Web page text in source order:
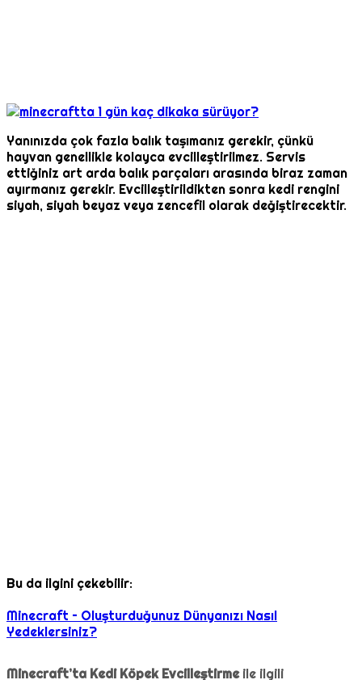
Yanınızda çok fazla balık taşımanız gerekir, çünkü
hayvan genellikle kolayca evcilleştirilmez. Servis
ettiğiniz art arda balık parçaları arasında biraz zaman
ayırmanız gerekir. Evcilleştirildikten sonra kedi rengini
siyah, siyah beyaz veya zencefil olarak değiştirecektir.
Bu da ilgini çekebilir:
Minecraft – Oluşturduğunuz Dünyanızı Nasıl
Yedeklersiniz?
Minecraft’ta Kedi Köpek Evcilleştirmeile ilgili